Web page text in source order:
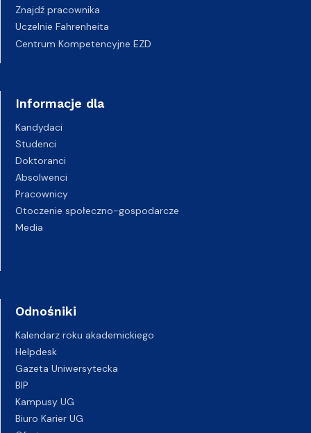
Znajdź pracownika
Uczelnie Fahrenheita
Centrum Kompetencyjne EZD
Informacje dla
Kandydaci
Studenci
Doktoranci
Absolwenci
Pracownicy
Otoczenie społeczno-gospodarcze
Media
Odnośniki
Kalendarz roku akademickiego
Helpdesk
Gazeta Uniwersytecka
BIP
Kampusy UG
Biuro Karier UG